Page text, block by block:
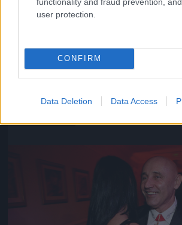
user protection.
CONFIRM
Data Deletion Data Access
Fotó: Szécsi István / Velvet
Jön még kép!